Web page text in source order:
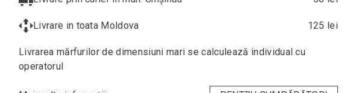
Livrare in toata Moldova 125 lei
Livrarea mărfurilor de dimensiuni mari se calculează individual cu
operatorul